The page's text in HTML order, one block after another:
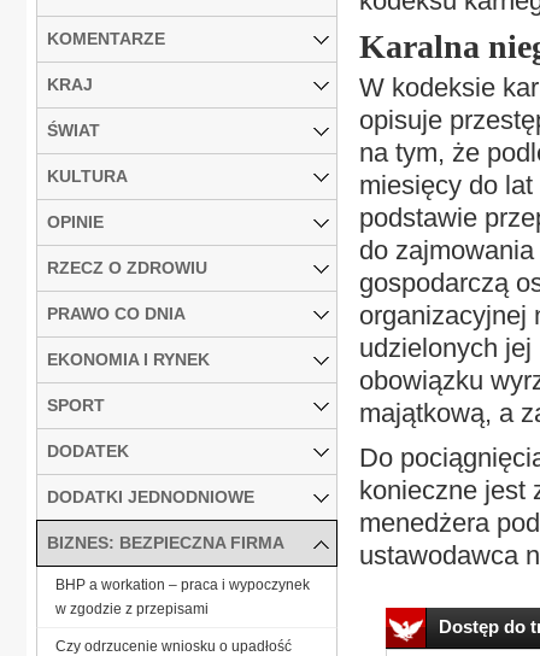
Karalna
W kodeksie
opisuje
na tym, że
miesięcy do
podstawie
do
gospodarczą
organizacyjnej
udzielonych jej
obowiązku
majątkową, a
Do
konieczne jest
menedżera
ustawodawca
Dostęp do
KOMENTARZE
KRAJ
ŚWIAT
KULTURA
OPINIE
RZECZ O ZDROWIU
PRAWO CO DNIA
EKONOMIA I RYNEK
SPORT
DODATEK
DODATKI JEDNODNIOWE
BIZNES: BEZPIECZNA FIRMA
BHP a workation – praca i wypoczynek
w zgodzie z przepisami
Czy odrzucenie wniosku o upadłość